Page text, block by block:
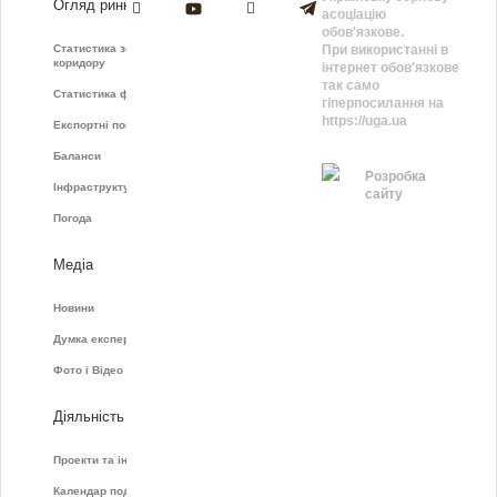
Огляд ринку
Статистика зернового
коридору
Статистика фрахту
Експортні показники
Баланси
Інфраструктура
Погода
Медіа
Новини
Думка експертів
Фото і Відео
Діяльність
Проекти та ініціативи
Календар подій
асоціацію
обов'язкове.
При використанні в
інтернет обов'язкове
так само
гіперпосилання на
https://uga.ua
Розробка
сайту